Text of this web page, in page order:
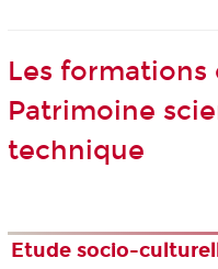
Les formations
Patrimoine
technique
Etude socio-